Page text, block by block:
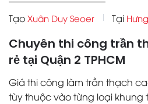
Tạo Xuân Duy Seoer Tại
Chuyên thi công trần
rẻ tại Quận 2 TPHCM
Giá thi công làm trần thạch
tùy thuộc vào từng loại khung